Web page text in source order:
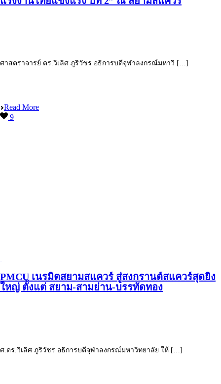
ศาสตราจารย์ ดร.วิเลิศ ภูริวัชร อธิการบดีจุฬาลงกรณ์มหาวิ […]
Read More
9
PMCU เนรมิตสยามสแควร์ สู่สงกรานต์สแควร์สุดยิ่ง
ใหญ่ ตั้งแต่ สยาม-สามย่าน-บรรทัดทอง
ศ.ดร.วิเลิศ ภูริวัชร อธิการบดีจุฬาลงกรณ์มหาวิทยาลัย ให้ […]